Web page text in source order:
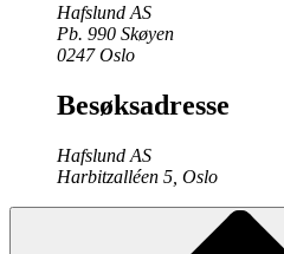
Hafslund AS
Pb. 990 Skøyen
0247 Oslo
Besøksadresse
Hafslund AS
Harbitzalléen 5, Oslo